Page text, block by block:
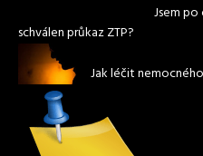
Jsem
schválen průkaz ZTP?
Jak léčit